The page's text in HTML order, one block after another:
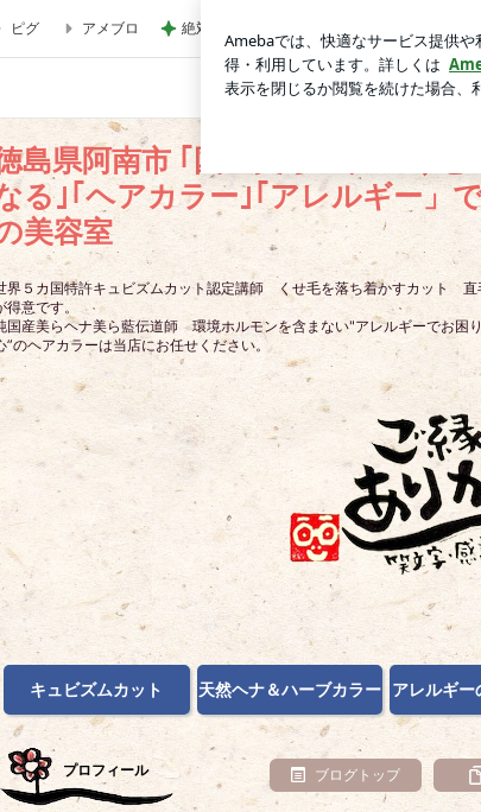
ミでやっつけたのね ＃髪がハネて収まらない ＃そ
HOME
ピグ アメブロ 絶対買う名品眉マスカラの限定色
島県阿南市 ｢国産美らヘナ｣｢くせ
る｣｢ヘアカラー｣｢アレルギー」
美容室
界５カ国特許キュビズムカット認定講師 くせ毛を落ち着かすカット 直
得意です。
国産美らヘナ美ら藍伝道師 環境ホルモンを含まない"アレルギーでお困
”のヘアカラーは当店にお任せください。
ブログトップ
キュビズムカット 天然ヘナ＆ハーブカラー アレルギー
プロフィール